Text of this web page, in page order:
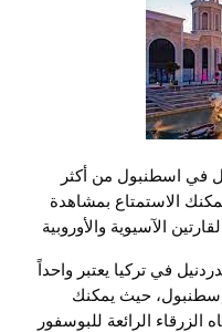
في اسطنبول من أكثر
الاستمتاع بمشاهدة
الآسيوية والأوروبية
في تركيا يعتبر واحداً
حيث يمكنك
الزرقاء الرائعة للبوسفور